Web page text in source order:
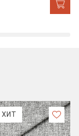
ХИТ